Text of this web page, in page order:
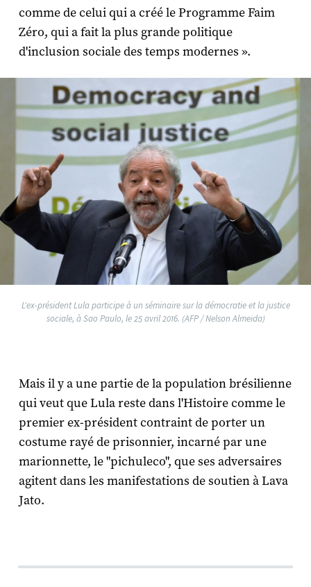
comme de celui qui a créé le Programme Faim
Zéro, qui a fait la plus grande politique
d'inclusion sociale des temps modernes ».
L'ex-président Lula participe à un séminaire sur la démocratie et la justice
sociale, à Sao Paulo, le 25 avril 2016. (AFP / Nelson Almeida)
Mais il y a une partie de la population brésilienne
qui veut que Lula reste dans l'Histoire comme le
premier ex-président contraint de porter un
costume rayé de prisonnier, incarné par une
marionnette, le "pichuleco", que ses adversaires
agitent dans les manifestations de soutien à Lava
Jato.